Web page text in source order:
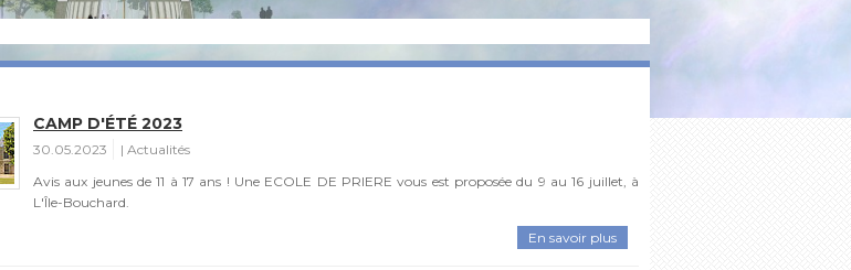
CAMP D'ÉTÉ 2023
30.05.2023
Actualités
Avis aux jeunes de 11 à 17 ans ! Une ECOLE DE PRIERE vous est proposée du 9 au 16 juillet, à
L'Île-Bouchard.
En savoir plus